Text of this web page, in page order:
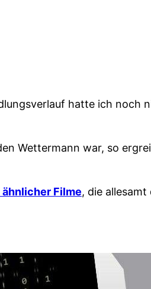
hatte ich noch
Wettermann war, so
Filme, die